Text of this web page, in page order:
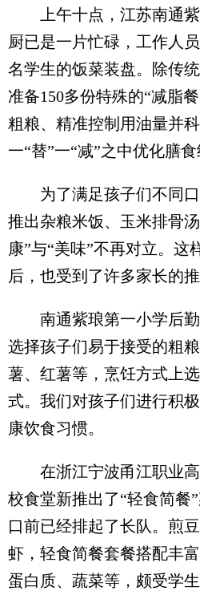
上午十点，江苏南通紫
厨已是一片忙碌，工作人
名学生的饭菜装盘。除传
准备150多份特殊的“减脂
粗粮、精准控制用油量并
一“替”一“减”之中优化膳食
为了满足孩子们不同口
推出杂粮米饭、玉米排骨
康”与“美味”不再对立。这
后，也受到了许多家长的推
南通紫琅第一小学后勤
选择孩子们易于接受的粗
薯、红薯等，烹饪方式上
式。我们对孩子们进行积
康饮食习惯。
在浙江宁波甬江职业高
校食堂新推出了“轻食简餐
口前已经排起了长队。煎
虾，轻食简餐套餐搭配丰
蛋白质、蔬菜等，颇受学生